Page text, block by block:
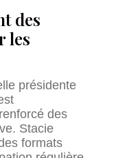
des
les
présidente
des
Stacie
formats